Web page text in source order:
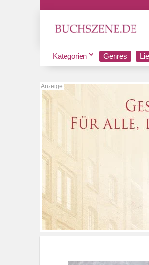
Kategorien Genres